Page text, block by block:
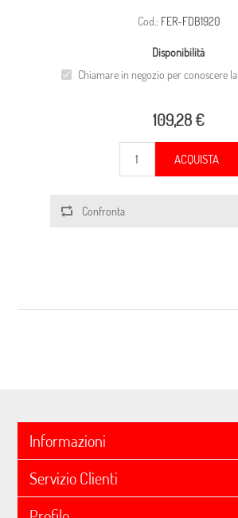
Cod.: FER-FDB1920
Disponibilità
Chiamare in negozio per conoscere
109,28 €
ACQUISTA
Confronta
Informazioni
Servizio Clienti